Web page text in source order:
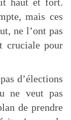
mais ces
ne l’ont pas
cruciale pour
d’élections
ne veut pas
de prendre